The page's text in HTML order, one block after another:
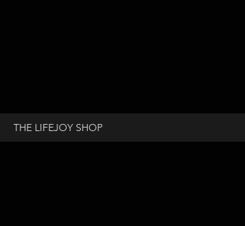
THE LIFEJOY SHOP